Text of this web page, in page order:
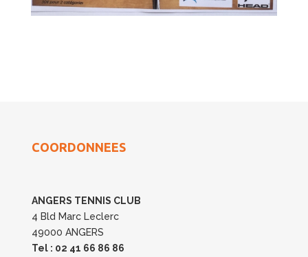
COORDONNEES
ANGERS TENNIS CLUB
4 Bld Marc Leclerc
49000 ANGERS
Tel : 02 41 66 86 86